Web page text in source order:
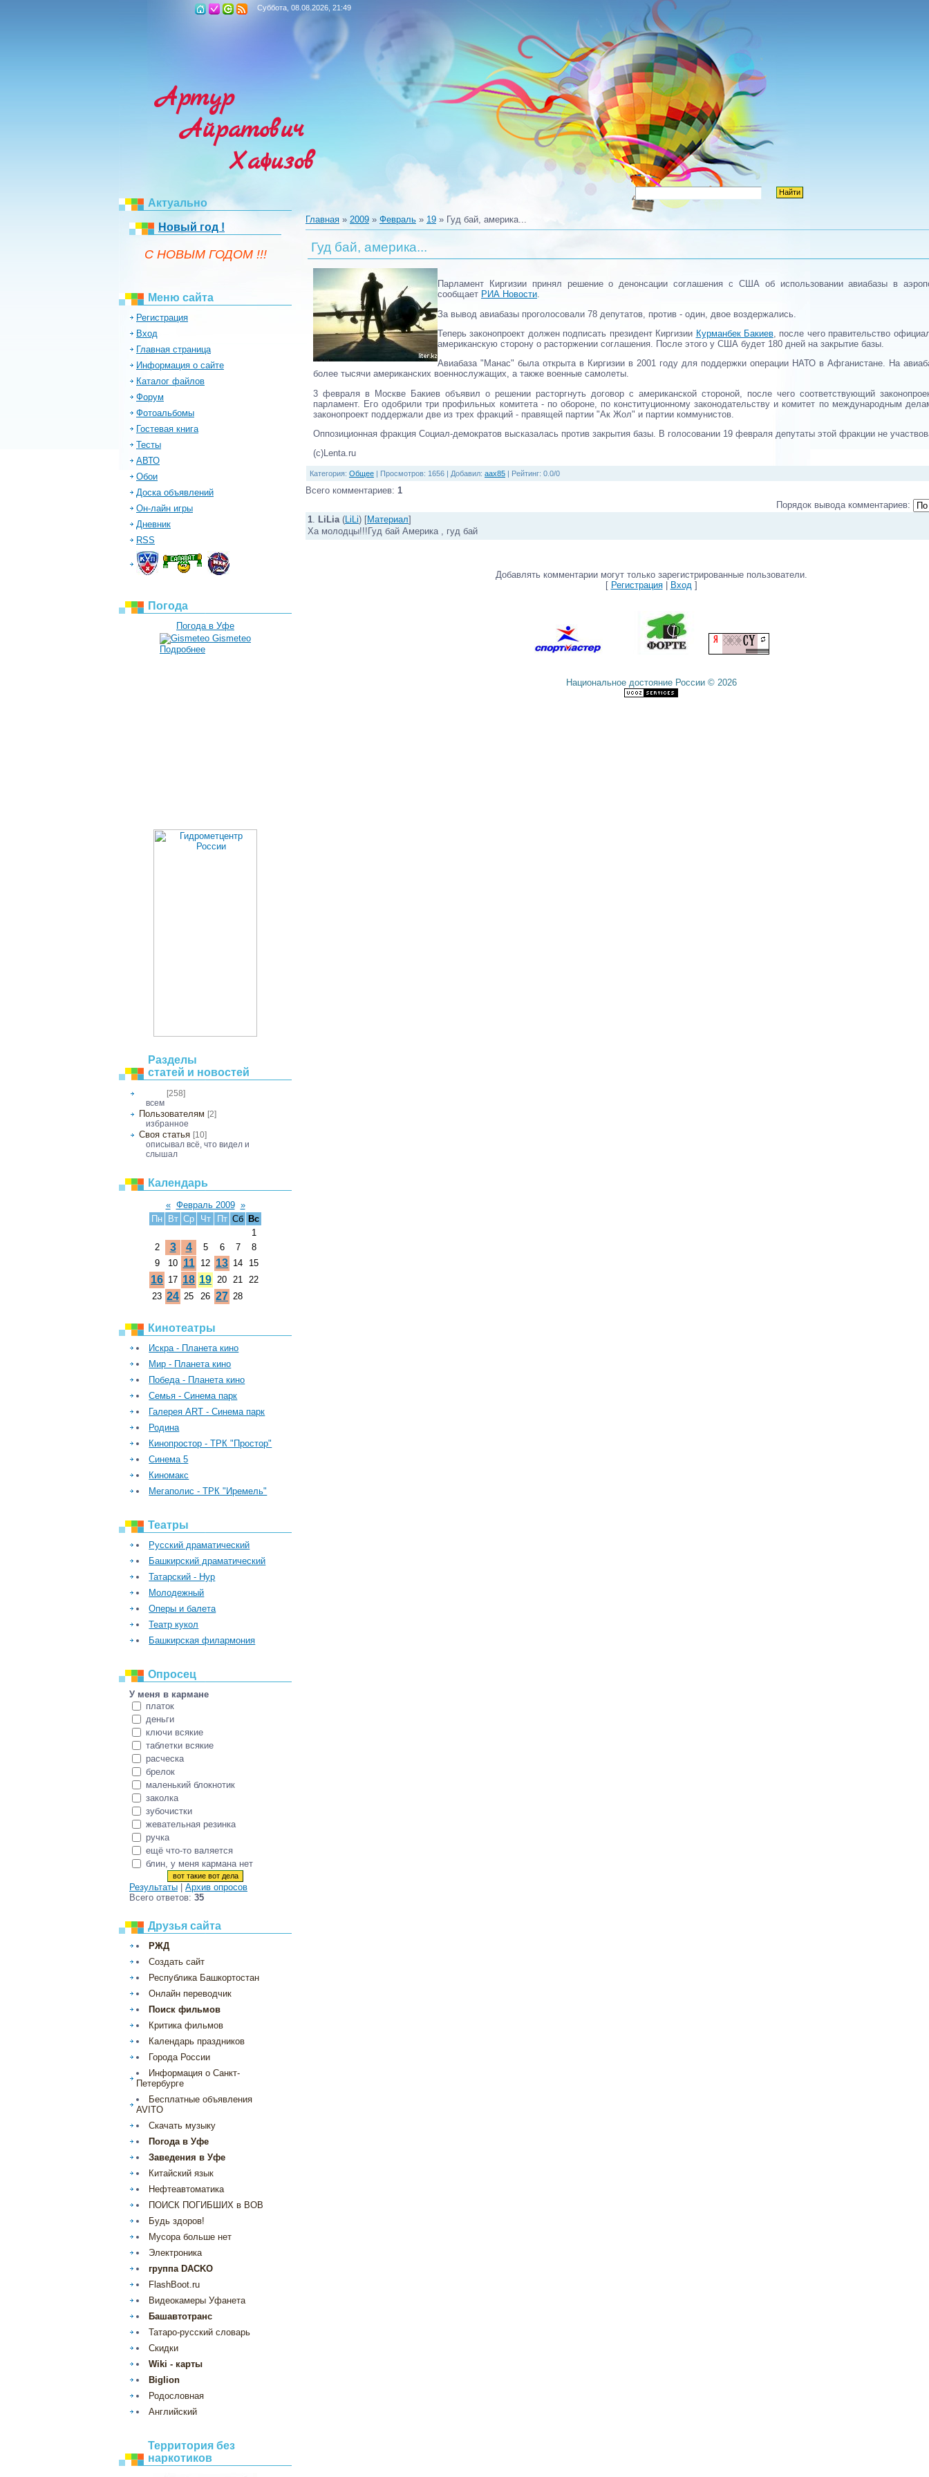
Суббота, 08.08.2026, 21:49
Артур
Айратович
Хафизов
Актуально
Новый год !
C НОВЫМ ГОДОМ !!!
Меню сайта
Регистрация
Вход
Главная страница
Информация о сайте
Каталог файлов
Форум
Фотоальбомы
Гостевая книга
Тесты
АВТО
Обои
Доска объявлений
Он-лайн игры
Дневник
RSS
Погода
Погода в Уфе
Gismeteo
Подробнее
Разделы
статей и новостей
[258]
всем
Пользователям [2]
избранное
Своя статья [10]
описывал всё, что видел и
слышал
Календарь
« Февраль 2009 »
Пн
Вт Ср Чт Пт Сб Вс
1
2
3 4 5 6 7
8
9
10 11 12 13 14 15
16 17 18 19 20 21 22
23 24 25 26 27 28
Кинотеатры
Искра - Планета кино
Мир - Планета кино
Победа - Планета кино
Семья - Синема парк
Галерея ART - Синема парк
Родина
Кинопростор - ТРК "Простор"
Синема 5
Киномакс
Мегаполис - ТРК "Иремель"
Театры
Русский драматический
Башкирский драматический
Татарский - Нур
Молодежный
Оперы и балета
Театр кукол
Башкирская филармония
Опросец
У меня в кармане
платок
деньги
ключи всякие
таблетки всякие
расческа
брелок
маленький блокнотик
заколка
зубочистки
жевательная резинка
ручка
ещё что-то валяется
блин, у меня кармана нет
Результаты
Архив опросов
Всего ответов: 35
Друзья сайта
РЖД
Создать сайт
Республика Башкортостан
Онлайн переводчик
Поиск фильмов
Критика фильмов
Календарь праздников
Города России
Информация о Санкт-
Петербурге
Бесплатные объявления
AVITO
Скачать музыку
Погода в Уфе
Заведения в Уфе
Китайский язык
Нефтеавтоматика
ПОИСК ПОГИБШИХ в ВОВ
Будь здоров!
Мусора больше нет
Электроника
группа DACKO
FlashBoot.ru
Видеокамеры Уфанета
Башавтотранс
Татаро-русский словарь
Скидки
Wiki - карты
Biglion
Родословная
Английский
Территория без
наркотиков
Главная » 2009 » Февраль » 19 » Гуд бай, америка...
Гуд бай, америка...
Парламент Киргизии принял решение о денонсации соглашения с США об использовании авиабазы в
сообщает РИА Новости.
За вывод авиабазы проголосовали 78 депутатов, против - один, двое воздержались.
Теперь законопроект должен подписать президент Киргизии Курманбек Бакиев, после чего правительство
американскую сторону о расторжении соглашения. После этого у США будет 180 дней на закрытие базы.
Авиабаза "Манас" была открыта в Киргизии в 2001 году для поддержки операции НАТО в Афганистане. На
более тысячи американских военнослужащих, а также военные самолеты.
3 февраля в Москве Бакиев объявил о решении расторгнуть договор с американской стороной, после чего соответствующий
парламент. Его одобрили три профильных комитета - по обороне, по конституционному законодательству и комитет по международным
законопроект поддержали две из трех фракций - правящей партии "Ак Жол" и партии коммунистов.
Оппозиционная фракция Социал-демократов высказалась против закрытия базы. В голосовании 19 февраля депутаты этой фракции не
(c)Lenta.ru
Категория: Общее Просмотров: 1656 | Добавил: aax85 Рейтинг: 0.0/0
Всего комментариев: 1
Порядок вывода комментариев:
1. LiLia(LiLi) [Материал]
Ха молодцы!!!Гуд бай Америка , гуд бай
Добавлять комментарии могут только зарегистрированные пользователи.
[ Регистрация| Вход]
Национальное достояние России © 2026